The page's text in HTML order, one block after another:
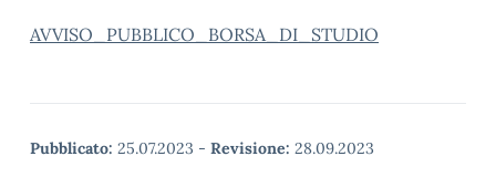
AVVISO_PUBBLICO_BORSA_DI_STUDIO
Pubblicato: 25.07.2023 - Revisione: 28.09.2023